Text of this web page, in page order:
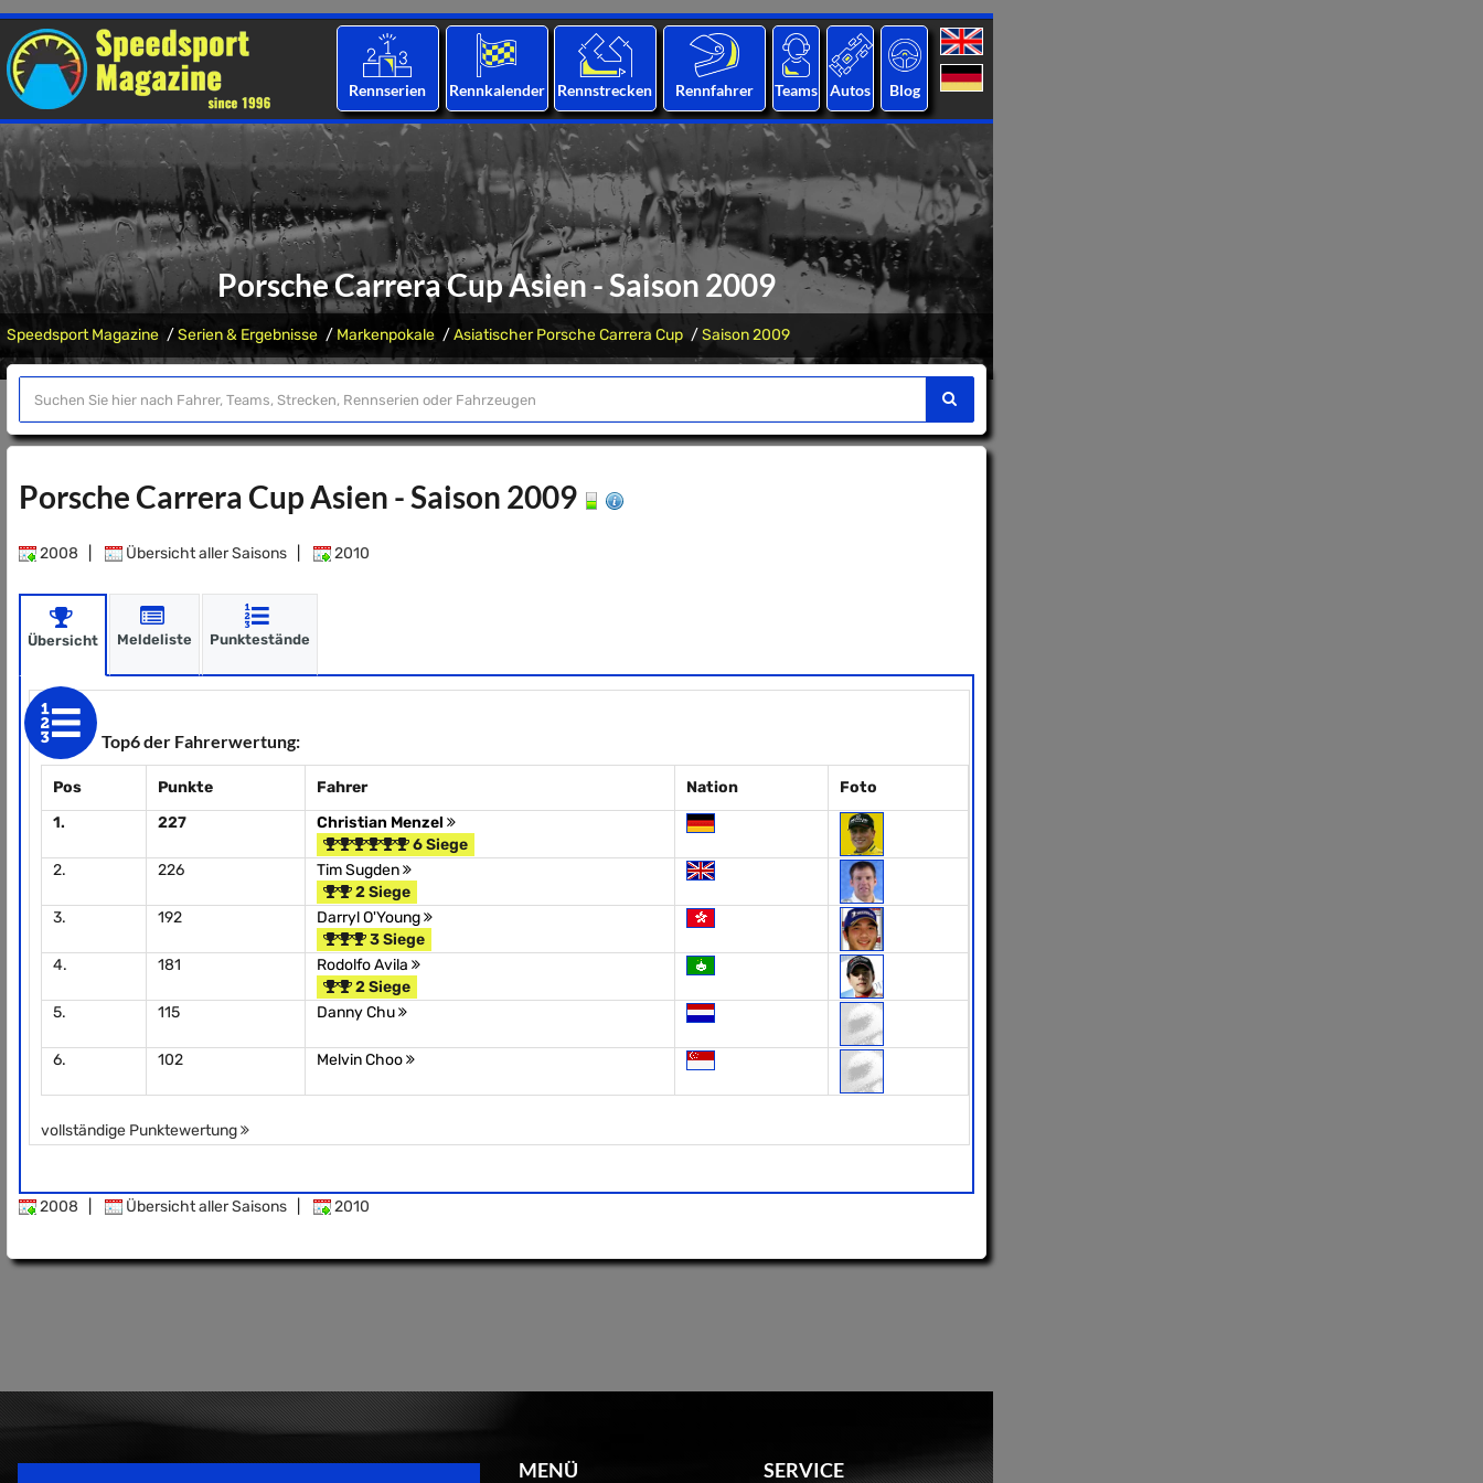
Rennserien Rennkalender Rennstrecken Rennfahrer Teams Autos Blog
Porsche Carrera Cup Asien - Saison 2009
Speedsport Magazine Serien & Ergebnisse Markenpokale Asiatischer Porsche Carrera Cup Saison 2009
Porsche Carrera Cup Asien - Saison 2009
2008 Übersicht aller Saisons 2010
Übersicht Meldeliste Punktestände
Top6 der Fahrerwertung:
Pos Punkte Fahrer Nation
Foto
1.
227
Christian Menzel
6 Siege
2.
226
Tim Sugden
2 Siege
3.
192
Darryl O'Young
3 Siege
4.
181
Rodolfo Avila
2 Siege
5.
115 Danny Chu
6. 102 Melvin Choo
vollständige Punktewertung
2008 Übersicht aller Saisons 2010
MENÜ SERVICE